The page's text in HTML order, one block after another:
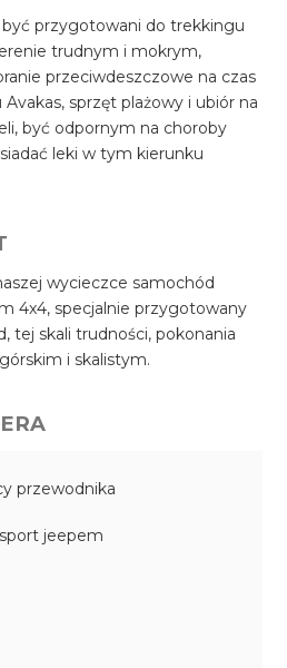
przygotowani do trekkingu
trudnym i mokrym,
przeciwdeszczowe na czas
sprzęt plażowy i ubiór na
być odpornym na choroby
leki w tym kierunku
wycieczce samochód
4x4, specjalnie przygotowany
tej skali trudności, pokonania
i skalistym.
przewodnika
jeepem